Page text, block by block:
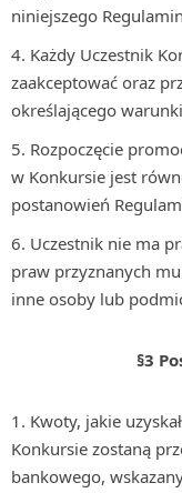
niniejszego
Każdy Uczestnik
zaakceptować oraz
określającego
Rozpoczęcie
w Konkursie jest
postanowień
Uczestnik nie ma
praw przyznanych
inne osoby lub
§3
Kwoty, jakie
Konkursie zostaną
bankowego,